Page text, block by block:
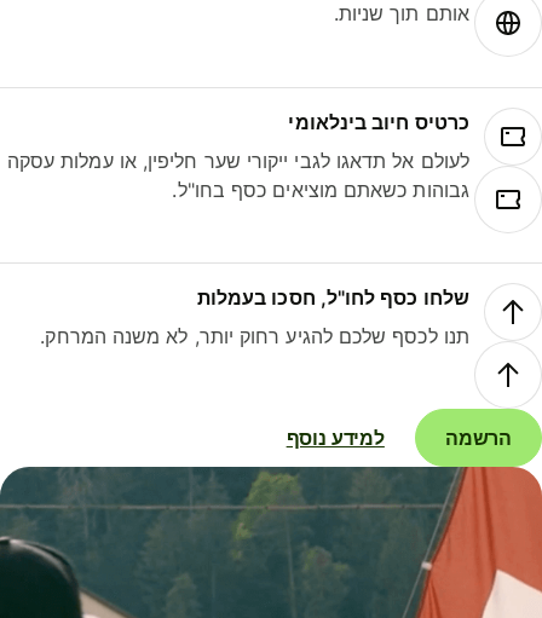
אותם תוך שניות.
כרטיס חיוב בינלאומי
לעולם אל תדאגו לגבי ייקורי שער חליפין, או עמלות עסקה
גבוהות כשאתם מוציאים כסף בחו"ל.
שלחו כסף לחו"ל, חסכו בעמלות
תנו לכסף שלכם להגיע רחוק יותר, לא משנה המרחק.
הרשמה למידע נוסף